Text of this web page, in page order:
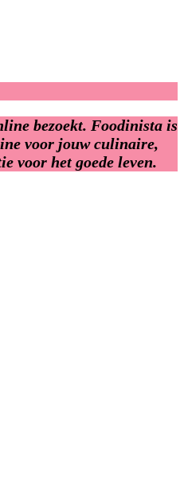
bezoekt. Foodinista is
voor jouw culinaire,
voor het goede leven.